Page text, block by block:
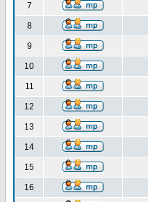
7
8
9
10
11
12
13
14
15
16